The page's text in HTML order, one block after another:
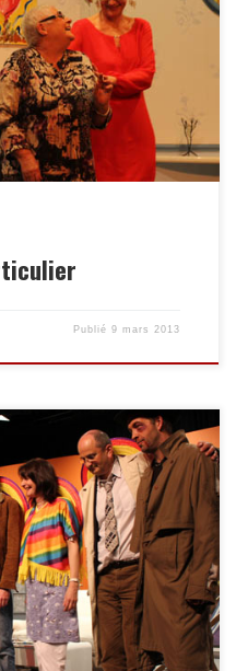
Enregistrer Enregistrer
Publié9 mars 2013